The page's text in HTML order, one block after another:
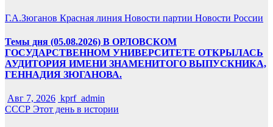
Г.А.Зюганов Красная линия Новости партии Новости России
Темы дня (05.08.2026) В ОРЛОВСКОМ
ГОСУДАРСТВЕННОМ УНИВЕРСИТЕТЕ ОТКРЫЛАСЬ
АУДИТОРИЯ ИМЕНИ ЗНАМЕНИТОГО ВЫПУСКНИКА,
ГЕННАДИЯ ЗЮГАНОВА.
Авг 7, 2026 kprf_admin
СССР Этот день в истории